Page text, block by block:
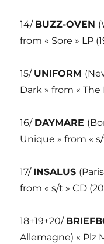
14/ BUZZ-OVEN
from « Sore » LP
15/ UNIFORM
Dark » from « The
16/ DAYMARE
Unique » from «
17/ INSALUS
from « s/t » CD
18+19+20/
Allemagne) « Plz